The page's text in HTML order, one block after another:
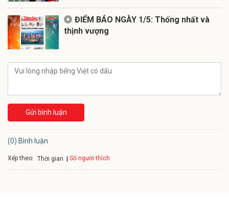
ĐIỂM BÁO NGÀY 1/5: Thống nhất và
thịnh vượng
Gửi bình luận
(0) Bình luận
Xếp theo: Thời gian Số người thích